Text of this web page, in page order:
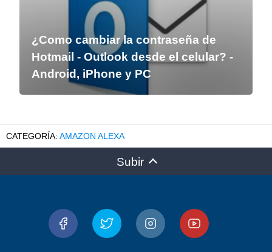
¿Como cambiar la contraseña de
Hotmail - Outlook desde el celular? -
Android, iPhone y PC
AMAZON ALEXA
Subir